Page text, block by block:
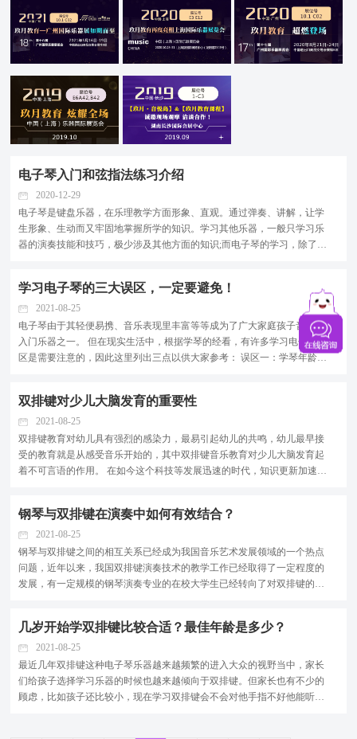
电子琴入门和弦指法练习介绍
2020-12-29
电子琴是键盘乐器，在乐理教学方面形象、直观。通过弹奏、讲解，让学
生形象、生动而又牢固地掌握所学的知识。学习其他乐器，一般只学习乐
器的演奏技能和技巧，极少涉及其他方面的知识;而电子琴的学习，除了能
学习电子琴的三大误区，一定要避免！
2021-08-25
电子琴由于其轻便易携、音乐表现里丰富等等成为了广大家庭孩子音乐的
入门乐器之一。 但在现实生活中，根据学琴的经看，有许多学习电子琴误
区是需要注意的，因此这里列出三点以供大家参考： 误区一：学琴年龄越
双排键对少儿大脑发育的重要性
2021-08-25
双排键教育对幼儿具有强烈的感染力，最易引起幼儿的共鸣，幼儿最早接
受的教育就是从感受音乐开始的，其中双排键音乐教育对少儿大脑发育起
着不可言语的作用。 在如今这个科技等发展迅速的时代，知识更新加速，
钢琴与双排键在演奏中如何有效结合？
2021-08-25
钢琴与双排键之间的相互关系已经成为我国音乐艺术发展领域的一个热点
问题，近年以来，我国双排键演奏技术的教学工作已经取得了一定程度的
发展，有一定规模的钢琴演奏专业的在校大学生已经转向了对双排键的演
几岁开始学双排键比较合适？最佳年龄是多少？
2021-08-25
最近几年双排键这种电子琴乐器越来越频繁的进入大众的视野当中，家长
们给孩子选择学习乐器的时候也越来越倾向于双排键。但家长也有不少的
顾虑，比如孩子还比较小，现在学习双排键会不会对他手指不好他能听懂